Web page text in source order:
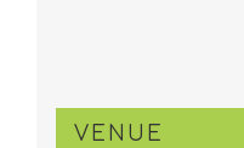
VENUE